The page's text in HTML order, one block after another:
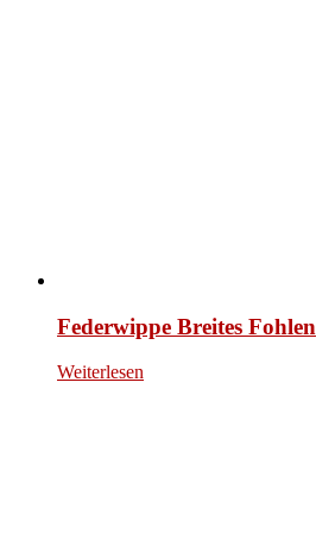
Federwippe Breites Fohlen
Weiterlesen